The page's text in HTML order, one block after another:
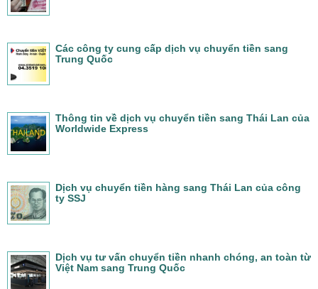
Các công ty cung cấp dịch vụ chuyển tiền sang
Trung Quốc
Thông tin về dịch vụ chuyển tiền sang Thái Lan của
Worldwide Express
Dịch vụ chuyển tiền hàng sang Thái Lan của công
ty SSJ
Dịch vụ tư vấn chuyển tiền nhanh chóng, an toàn từ
Việt Nam sang Trung Quốc